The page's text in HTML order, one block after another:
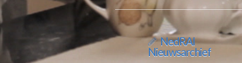
NedRAI
Nieuwsarchief